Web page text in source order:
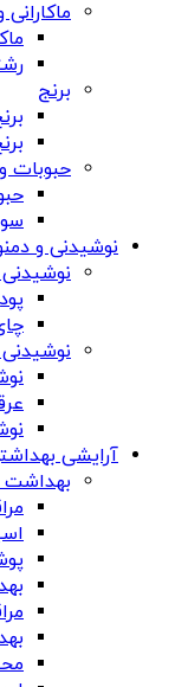
برنج
حبوبات
نوشیدنی و
آرایشی
بهداشت